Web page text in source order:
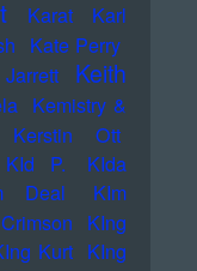
Karat
Karl
Kate Perry
Keith
Kemistry &
Kerstin Ott
KId P.
KIda
Deal
KIm
KIng
Kurt KIng